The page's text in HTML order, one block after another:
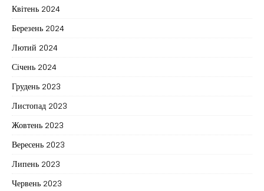
Квітень 2024
Березень 2024
Лютий 2024
Січень 2024
Грудень 2023
Листопад 2023
Жовтень 2023
Вересень 2023
Липень 2023
Червень 2023